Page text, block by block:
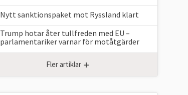
Nytt sanktionspaket mot Ryssland klart
Trump hotar åter tullfreden med EU –
parlamentariker ⁠varnar för motåtgärder
Fler artiklar +